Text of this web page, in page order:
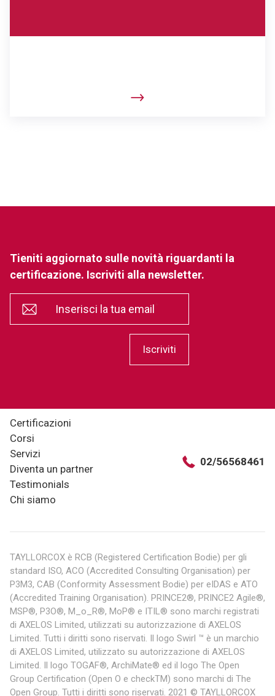
Tieniti aggiornato sulle novità riguardanti la
certificazione. Iscriviti alla newsletter.
Inserisci la tua email
Iscriviti
Certificazioni
Corsi
Servizi
Diventa un partner
Testimonials
Chi siamo
02/56568461
TAYLLORCOX è RCB (Registered Certification Bodie) per gli
standard ISO, ACO (Accredited Consulting Organisation) per
P3M3, CAB (Conformity Assessment Bodie) per eIDAS e ATO
(Accredited Training Organisation). PRINCE2®, PRINCE2 Agile®,
MSP®, P3O®, M_o_R®, MoP® e ITIL® sono marchi registrati
di AXELOS Limited, utilizzati su autorizzazione di AXELOS
Limited. Tutti i diritti sono riservati. Il logo Swirl ™ è un marchio
di AXELOS Limited, utilizzato su autorizzazione di AXELOS
Limited. Il logo TOGAF®, ArchiMate® ed il logo The Open
Group Certification (Open O e checkTM) sono marchi di The
Open Group. Tutti i diritti sono riservati. 2021 © TAYLLORCOX